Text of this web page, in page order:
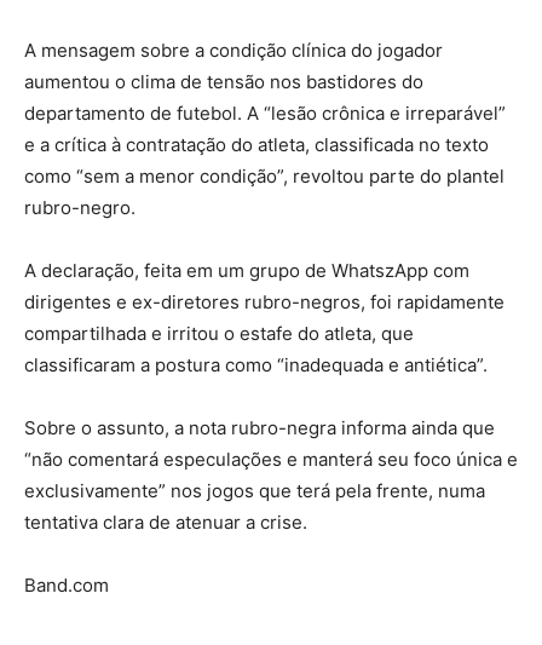
A mensagem sobre a condição clínica do jogador
aumentou o clima de tensão nos bastidores do
departamento de futebol. A “lesão crônica e irreparável”
e a crítica à contratação do atleta, classificada no texto
como “sem a menor condição”, revoltou parte do plantel
rubro-negro.
A declaração, feita em um grupo de WhatszApp com
dirigentes e ex-diretores rubro-negros, foi rapidamente
compartilhada e irritou o estafe do atleta, que
classificaram a postura como “inadequada e antiética”.
Sobre o assunto, a nota rubro-negra informa ainda que
“não comentará especulações e manterá seu foco única e
exclusivamente” nos jogos que terá pela frente, numa
tentativa clara de atenuar a crise.
Band.com